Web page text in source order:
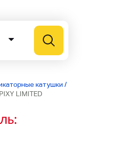
катушки /
LIMITED